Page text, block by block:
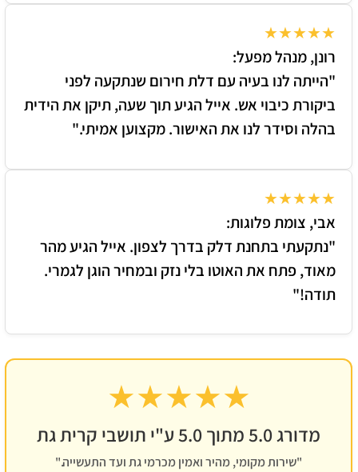
★★★★★
רונן, מנהל מפעל:
"הייתה לנו בעיה עם דלת חירום שנתקעה לפני
ביקורת כיבוי אש. אייל הגיע תוך שעה, תיקן את הידית
בהלה וסידר לנו את האישור. מקצוען אמיתי."
★★★★★
אבי, צומת פלוגות:
"נתקעתי בתחנת דלק בדרך לצפון. אייל הגיע מהר
מאוד, פתח את האוטו בלי נזק ובמחיר הוגן לגמרי.
תודה!"
★★★★★
מדורג 5.0 מתוך 5.0 ע"י תושבי קרית גת
"שירות מקומי, מהיר ואמין מכרמי גת ועד התעשייה."